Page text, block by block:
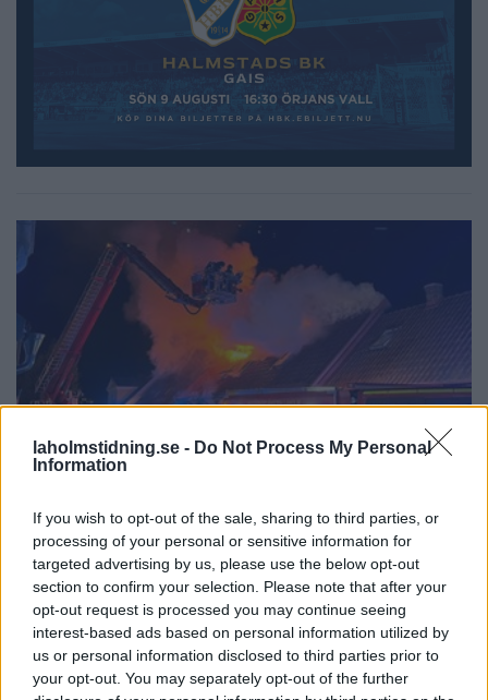
laholmstidning.se - Do Not Process My Personal
Information
If you wish to opt-out of the sale, sharing to third parties, or
processing of your personal or sensitive information for
targeted advertising by us, please use the below opt-out
section to confirm your selection. Please note that after your
opt-out request is processed you may continue seeing
interest-based ads based on personal information utilized by
us or personal information disclosed to third parties prior to
your opt-out. You may separately opt-out of the further
NYHETER 2026-08-05 KL. 01:06
Våldsam brand i Laholm – radhus står i lågor
Brandmästare Andreas Randevik: "Spridningsrisken är mycket stor"